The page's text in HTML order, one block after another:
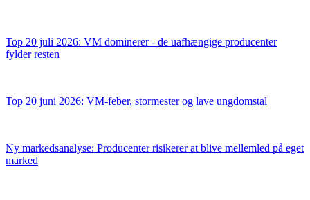
Top 20 juli 2026: VM dominerer - de uafhængige producenter
fylder resten
Top 20 juni 2026: VM-feber, stormester og lave ungdomstal
Ny markedsanalyse: Producenter risikerer at blive mellemled på eget
marked